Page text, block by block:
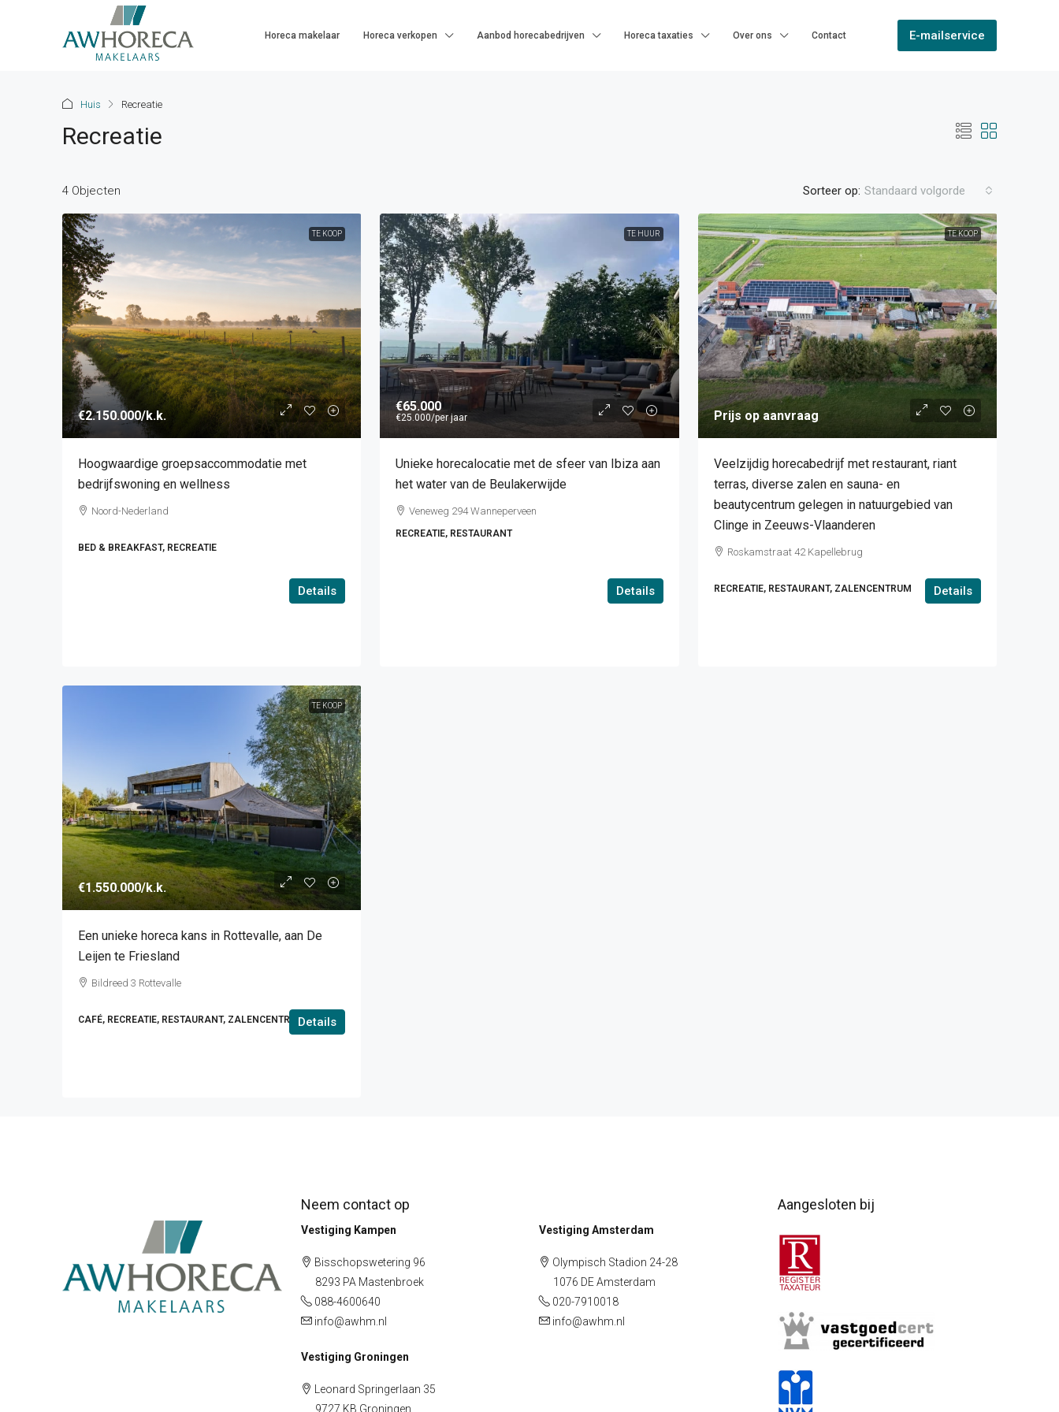
Horeca makelaar Horeca verkopen Aanbod horecabedrijven Horeca taxaties Over ons Contact E-mailservice
Huis Recreatie
Recreatie
4 Objecten Sorteer op: Standaard volgorde
TE KOOP
€2.150.000/k.k.
Hoogwaardige groepsaccommodatie met
bedrijfswoning en wellness
Noord-Nederland
BED & BREAKFAST, RECREATIE
Details
TE HUUR
€65.000
€25.000/per jaar
Unieke horecalocatie met de sfeer van Ibiza aan
het water van de Beulakerwijde
Veneweg 294 Wanneperveen
RECREATIE, RESTAURANT
Details
TE KOOP
Prijs op aanvraag
Veelzijdig horecabedrijf met restaurant, riant
terras, diverse zalen en sauna- en
beautycentrum gelegen in natuurgebied van
Clinge in Zeeuws-Vlaanderen
Roskamstraat 42 Kapellebrug
RECREATIE, RESTAURANT, ZALENCENTRUM Details
TE KOOP
€1.550.000/k.k.
Een unieke horeca kans in Rottevalle, aan De
Leijen te Friesland
Bildreed 3 Rottevalle
CAFÉ, RECREATIE, RESTAURANT, ZALENCENTRUMDetails
Neem contact op
Vestiging Kampen
Bisschopswetering 96
8293 PA Mastenbroek
088-4600640
info@awhm.nl
Vestiging Groningen
Leonard Springerlaan 35
9727 KB Groningen
Vestiging Amsterdam
Olympisch Stadion 24-28
1076 DE Amsterdam
020-7910018
info@awhm.nl
Aangesloten bij